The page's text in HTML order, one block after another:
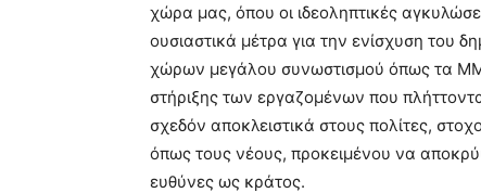
χώρα μας, όπου οι ιδεοληπτικές
ουσιαστικά μέτρα για την ενίσχυση του
χώρων μεγάλου συνωστισμού όπως τα
στήριξης των εργαζομένων που
σχεδόν αποκλειστικά στους πολίτες,
όπως τους νέους, προκειμένου να
ευθύνες ως κράτος.